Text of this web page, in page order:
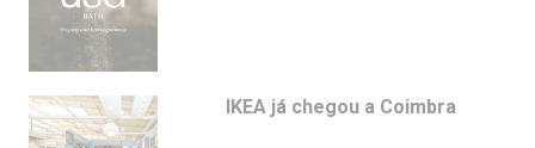
IKEA já chegou a Coimbra